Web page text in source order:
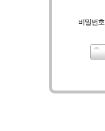
비밀번호